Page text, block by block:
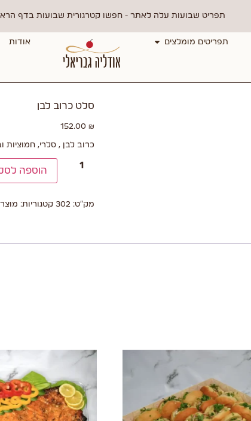
תפריט שבועות עלה לאתר - חפשו קטרגורית שבועות בדף
תפריטים מומלצים אודות
סלט כרוב לבן
152.00₪
כרוב לבן , סלרי, חמוציות
הוספה
מק"ט: 302 קטגוריות: